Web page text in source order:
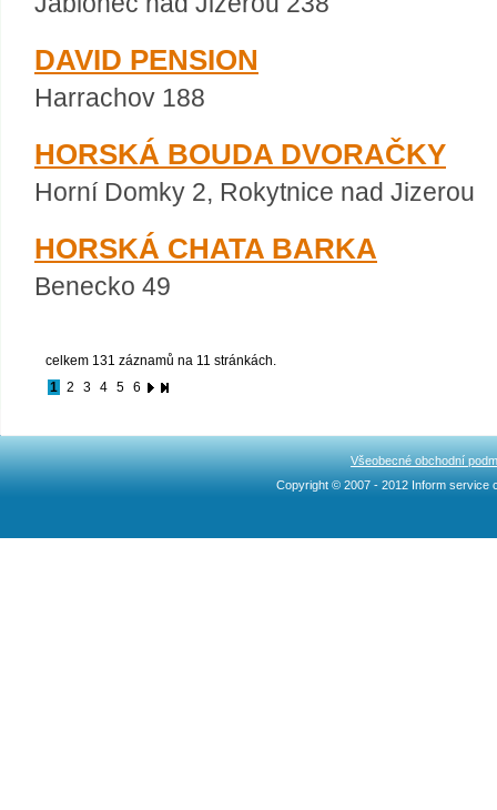
DAVID PENSION
Harrachov 188
HORSKÁ BOUDA DVORAČKY
Horní Domky 2, Rokytnice nad Jizerou
HORSKÁ CHATA BARKA
Benecko 49
celkem 131 záznamů na 11 stránkách.
1 2 3 4 5 6
Všeobecné obchodní
Copyright © 2007 - 2012 Inform service